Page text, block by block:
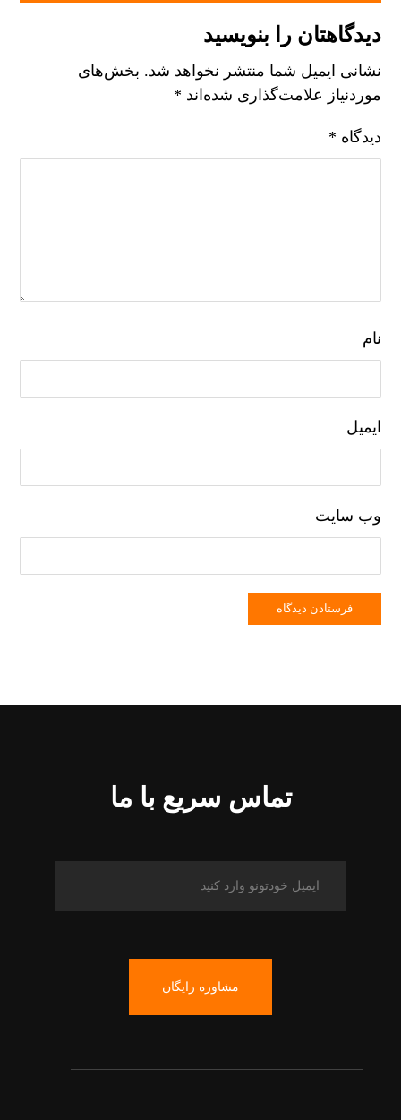
دیدگاهتان را بنویسید
نشانی ایمیل شما منتشر نخواهد شد. بخش‌های
موردنیاز علامت‌گذاری شده‌اند *
دیدگاه *
نام
ایمیل
وب‌ سایت
تماس سریع با ما
مشاوره رایگان